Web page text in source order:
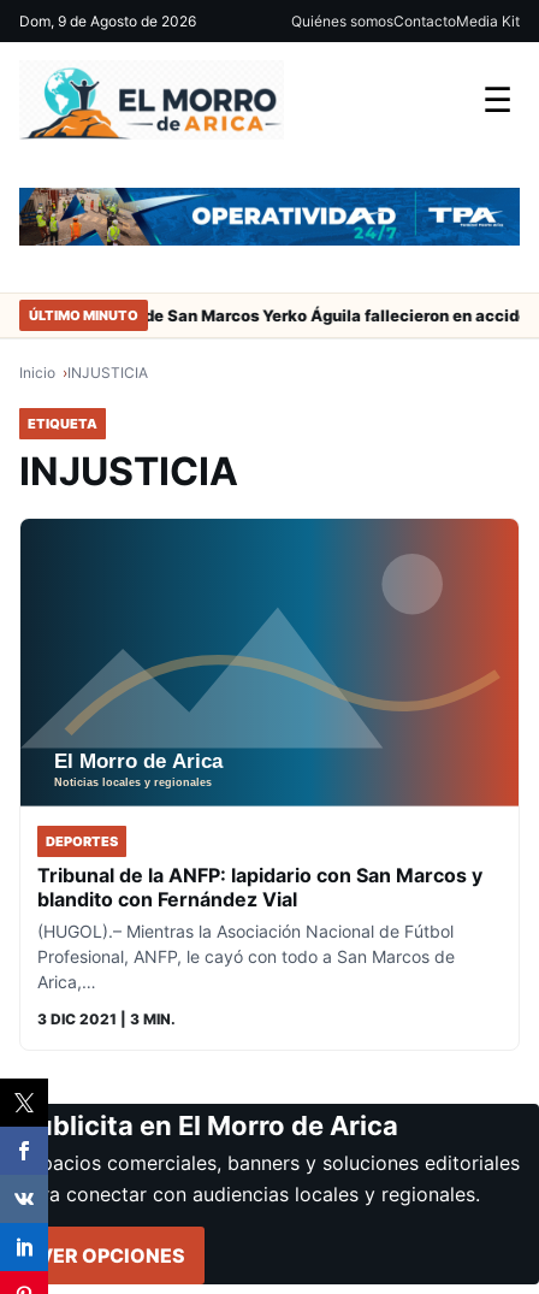
Dom, 9 de Agosto de 2026 Quiénes somosContactoMedia Kit
☰
ÚLTIMO MINUTO
del jugador de San Marcos Yerko Águila fallecieron en
Inicio INJUSTICIA
ETIQUETA
INJUSTICIA
DEPORTES
Tribunal de la ANFP: lapidario con San Marcos y
blandito con Fernández Vial
(HUGOL).– Mientras la Asociación Nacional de Fútbol
Profesional, ANFP, le cayó con todo a San Marcos de
Arica,…
3 DIC 2021 | 3 MIN.
Publicita en El Morro de Arica
Espacios comerciales, banners y soluciones editoriales
para conectar con audiencias locales y regionales.
VER OPCIONES